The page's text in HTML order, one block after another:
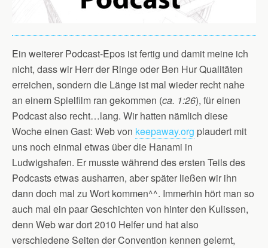
Ein weiterer Podcast-Epos ist fertig und damit meine ich
nicht, dass wir Herr der Ringe oder Ben Hur Qualitäten
erreichen, sondern die Länge ist mal wieder recht nahe
an einem Spielfilm ran gekommen (ca. 1:26), für einen
Podcast also recht…lang. Wir hatten nämlich diese
Woche einen Gast: Web von keepaway.org plaudert mit
uns noch einmal etwas über die Hanami in
Ludwigshafen. Er musste während des ersten Teils des
Podcasts etwas ausharren, aber später ließen wir ihn
dann doch mal zu Wort kommen^^. Immerhin hört man so
auch mal ein paar Geschichten von hinter den Kulissen,
denn Web war dort 2010 Helfer und hat also
verschiedene Seiten der Convention kennen gelernt,